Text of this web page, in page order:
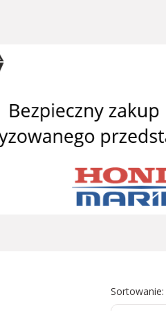
Lista
Sortowanie: